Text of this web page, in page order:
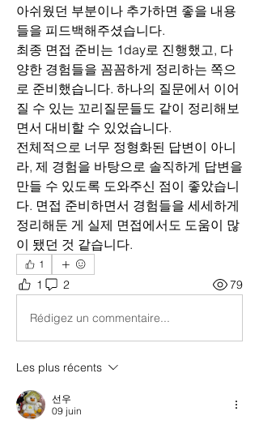
아쉬웠던 부분이나 추가하면 좋을 내용
들을 피드백해주셨습니다.
최종 면접 준비는 1day로 진행했고, 다
양한 경험들을 꼼꼼하게 정리하는 쪽으
로 준비했습니다. 하나의 질문에서 이어
질 수 있는 꼬리질문들도 같이 정리해보
면서 대비할 수 있었습니다.
전체적으로 너무 정형화된 답변이 아니
라, 제 경험을 바탕으로 솔직하게 답변을
만들 수 있도록 도와주신 점이 좋았습니
다. 면접 준비하면서 경험들을 세세하게
정리해둔 게 실제 면접에서도 도움이 많
이 됐던 것 같습니다.
1
1 2 79
Rédigez un commentaire...
Les plus récents
선우
09 juin